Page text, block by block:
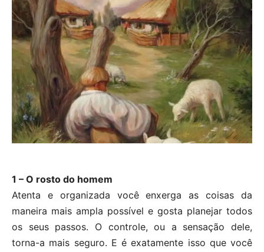
1 – O rosto do homem
Atenta e organizada você enxerga as coisas da
maneira mais ampla possível e gosta planejar todos
os seus passos. O controle, ou a sensação dele,
torna-a mais seguro. E é exatamente isso que você